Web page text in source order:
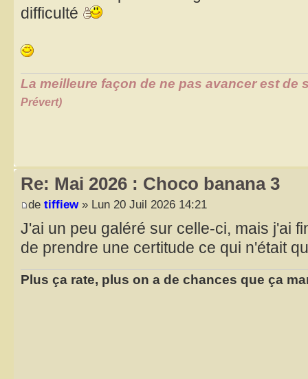
difficulté
La meilleure façon de ne pas avancer est de
Prévert)
Re: Mai 2026 : Choco banana 3
de tiffiew» Lun 20 Juil 2026 14:21
J'ai un peu galéré sur celle-ci, mais j'ai
de prendre une certitude ce qui n'était
Plus ça rate, plus on a de chances que ça